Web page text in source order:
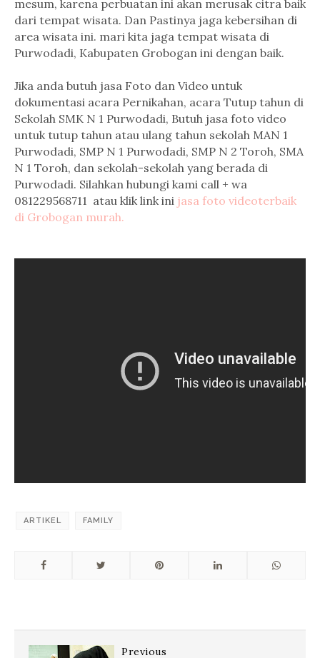
mesum, karena perbuatan ini akan merusak citra baik
dari tempat wisata. Dan Pastinya jaga kebersihan di
area wisata ini. mari kita jaga tempat wisata di
Purwodadi, Kabupaten Grobogan ini dengan baik.
Jika anda butuh jasa Foto dan Video untuk
dokumentasi acara Pernikahan, acara Tutup tahun di
Sekolah SMK N 1 Purwodadi, Butuh jasa foto video
untuk tutup tahun atau ulang tahun sekolah MAN 1
Purwodadi, SMP N 1 Purwodadi, SMP N 2 Toroh, SMA
N 1 Toroh, dan sekolah-sekolah yang berada di
Purwodadi. Silahkan hubungi kami call + wa
081229568711 atau klik link ini jasa foto videoterbaik
di Grobogan murah.
ARTIKEL FAMILY
Previous